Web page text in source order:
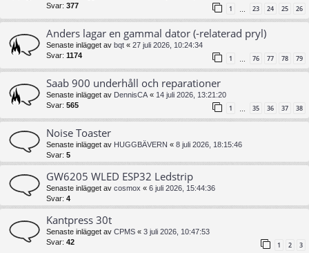
Svar: 377 1 23 24 25 26
Anders lagar en gammal dator (-relaterad pryl)
Senaste inlägget av bqt « 27 juli 2026, 10:24:34
Svar: 1174 1 76 77 78 79
Saab 900 underhåll och reparationer
Senaste inlägget av DennisCA « 14 juli 2026, 13:21:20
Svar: 565 1 35 36 37 38
Noise Toaster
Senaste inlägget av HUGGBÄVERN « 8 juli 2026, 18:15:46
Svar: 5
GW6205 WLED ESP32 Ledstrip
Senaste inlägget av cosmox « 6 juli 2026, 15:44:36
Svar: 4
Kantpress 30t
Senaste inlägget av CPMS « 3 juli 2026, 10:47:53
Svar: 42 1 2 3